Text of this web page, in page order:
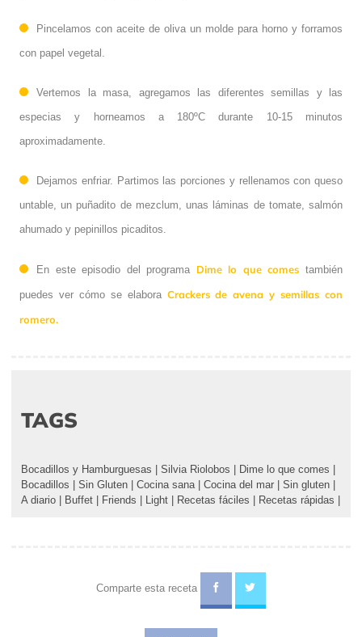
Pincelamos con aceite de oliva un molde para horno y forramos
con papel vegetal.
Vertemos la masa, agregamos las diferentes semillas y las
especias y horneamos a 180ºC durante 10-15 minutos
aproximadamente.
Dejamos enfriar. Partimos las porciones y rellenamos con queso
untable, un puñadito de mezclum, unas láminas de tomate, salmón
ahumado y pepinillos picaditos.
En este episodio del programa Dime lo que comes también
puedes ver cómo se elabora Crackers de avena y semillas con
romero.
TAGS
Bocadillos y Hamburguesas Silvia Riolobos Dime lo que comes
Bocadillos
Sin Gluten Cocina sana| Cocina del mar Sin gluten
A diario
Buffet Friends Light Recetas fáciles Recetas rápidas
Comparte esta receta